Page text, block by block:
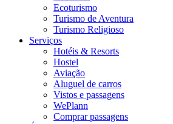
Ecoturismo
Turismo de Aventura
Turismo Religioso
Serviços
Hotéis & Resorts
Hostel
Aviação
Aluguel de carros
Vistos e passagens
WePlann
Comprar passagens